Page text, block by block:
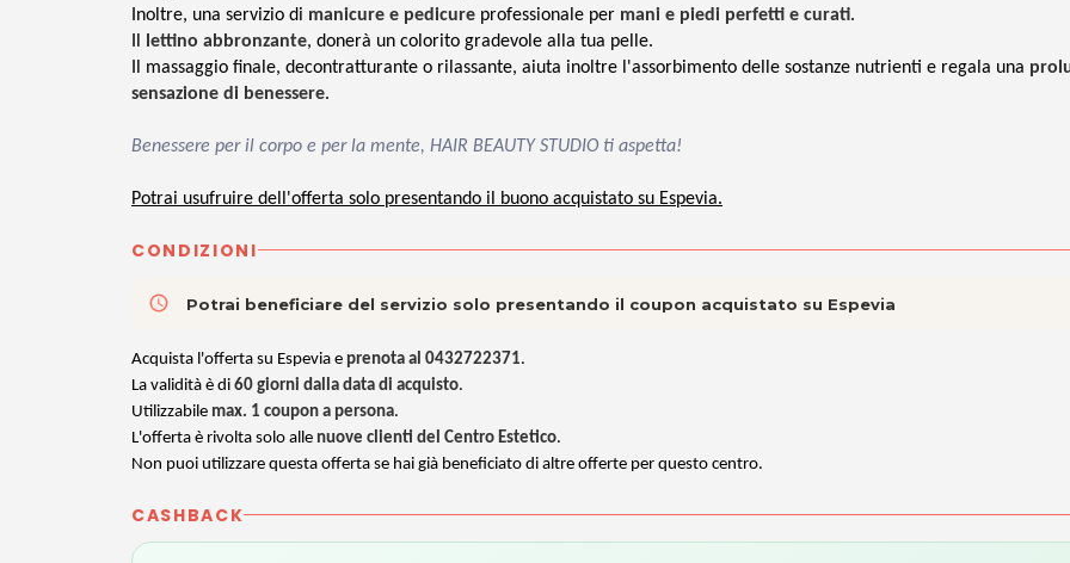
Inoltre, una servizio di manicure e pedicure professionale per mani e piedi perfetti e curati.
lettino abbronzante, donerà un colorito gradevole alla tua pelle.
Il massaggio finale, decontratturante o rilassante, aiuta inoltre l'assorbimento delle sostanze nutrienti e regala una
sensazione di benessere.
Benessere per il corpo e per la mente, HAIR BEAUTY STUDIO ti aspetta!
Potrai usufruire dell'offerta solo presentando il buono acquistato su Espevia.
CONDIZIONI
access_time Potrai beneficiare del servizio solo presentando il coupon acquistato su Espevia
Acquista l'offerta su Espevia e prenota al 0432722371.
La validità è di 60 giorni dalla data di acquisto.
Utilizzabile max. 1 coupon a persona.
L'offerta è rivolta solo alle nuove clienti del Centro Estetico.
Non puoi utilizzare questa offerta se hai già beneficiato di altre offerte per questo centro.
CASHBACK